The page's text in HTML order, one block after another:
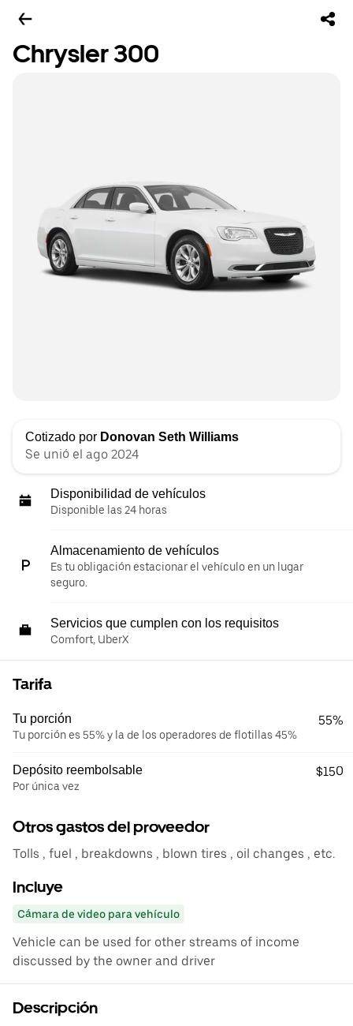
Chrysler 300
Cotizado por Donovan Seth Williams
Se unió el ago 2024
Disponibilidad de vehículos
Disponible las 24 horas
Almacenamiento de vehículos
Es tu obligación estacionar el vehículo en un lugar
seguro.
Servicios que cumplen con los requisitos
Comfort, UberX
Tarifa
Tu porción
Tu porción es 55% y la de los operadores de flotillas 45%
55%
Depósito reembolsable
Por única vez
$150
Otros gastos del proveedor
Tolls , fuel , breakdowns , blown tires , oil changes , etc.
Incluye
Cámara de video para vehículo
Vehicle can be used for other streams of income
discussed by the owner and driver
Descripción